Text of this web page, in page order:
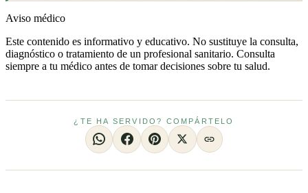
Aviso médico
Este contenido es informativo y educativo. No sustituye la consulta,
diagnóstico o tratamiento de un profesional sanitario. Consulta
siempre a tu médico antes de tomar decisiones sobre tu salud.
¿TE HA SERVIDO? COMPÁRTELO